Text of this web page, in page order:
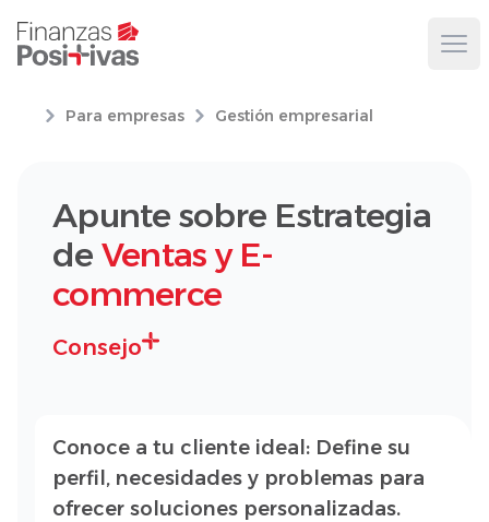
Para empresas Gestión empresarial
Apunte sobre Estrategia
de Ventas y E-
commerce
Consejo
Conoce a tu cliente ideal: Define su
perfil, necesidades y problemas para
ofrecer soluciones personalizadas.